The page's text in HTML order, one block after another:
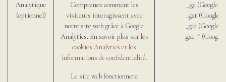
Analytique
(optionnel)
Comprenez comment les
visiteurs interagissent avec
notre site web grâce à Google
Analytics. En savoir plus surles
cookies Analytics et les
informations de confidentialité.
Le site web fonctionnera
_ga (Google)
_gat (Google)
_gid (Google)
_gac_* (Google)